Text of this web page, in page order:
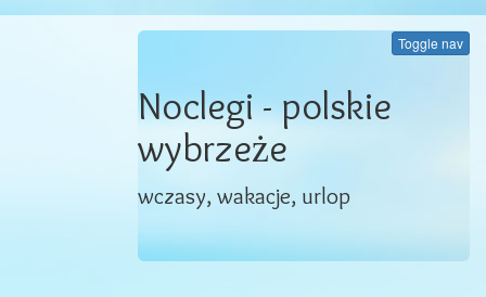
Toggle nav
Noclegi - polskie
wybrzeże
wczasy, wakacje, urlop